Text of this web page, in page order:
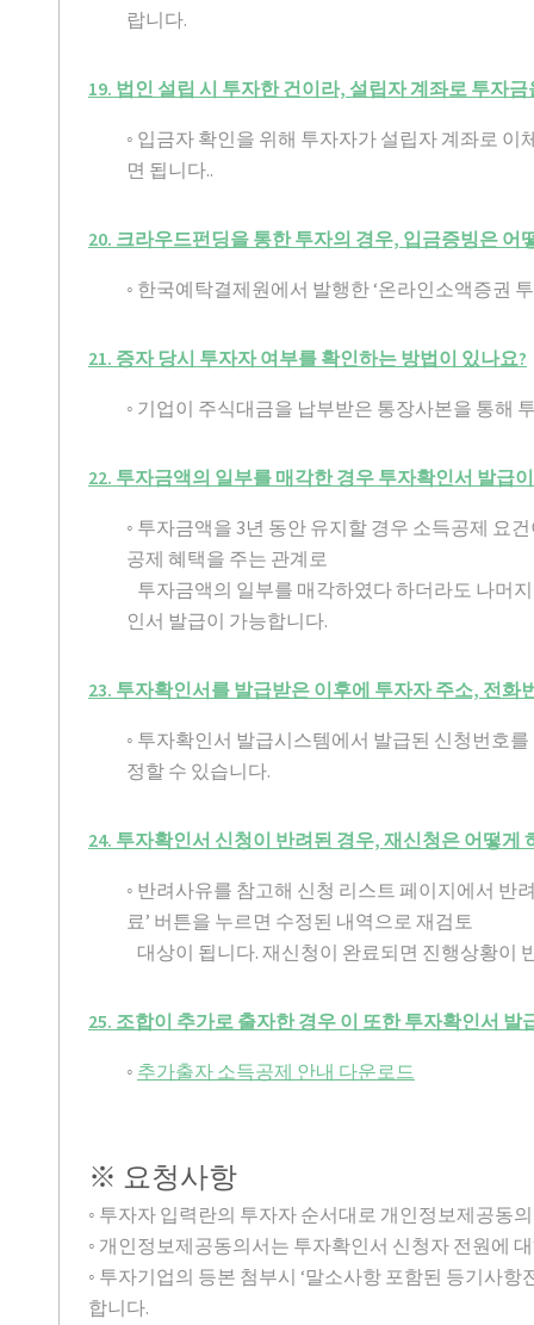
랍니다.
19. 법인 설립 시 투자한 건이라, 설립자 계좌로 투자
◦ 입금자 확인을 위해 투자자가 설립자 계좌로
면 됩니다..
20. 크라우드펀딩을 통한 투자의 경우, 입금증빙은 어
◦ 한국예탁결제원에서 발행한 ‘온라인소액증권
21. 증자 당시 투자자 여부를 확인하는 방법이 있나요?
◦ 기업이 주식대금을 납부받은 통장사본을 통해
22. 투자금액의 일부를 매각한 경우 투자확인서 발급
◦ 투자금액을 3년 동안 유지할 경우 소득공제 요
공제 혜택을 주는 관계로
투자금액의 일부를 매각하였다 하더라도 나머
인서 발급이 가능합니다.
23. 투자확인서를 발급받은 이후에 투자자 주소, 전
◦ 투자확인서 발급시스템에서 발급된 신청번호
정할 수 있습니다.
24. 투자확인서 신청이 반려된 경우, 재신청은 어떻게
◦ 반려사유를 참고해 신청 리스트 페이지에서 반
료’ 버튼을 누르면 수정된 내역으로 재검토
대상이 됩니다. 재신청이 완료되면 진행상황이
25. 조합이 추가로 출자한 경우 이 또한 투자확인서 발
◦ 추가출자 소득공제 안내 다운로드
※ 요청사항
◦ 투자자 입력란의 투자자 순서대로 개인정보제공동
◦ 개인정보제공동의서는 투자확인서 신청자 전원에
◦ 투자기업의 등본 첨부시 ‘말소사항 포함된 등기사
합니다.